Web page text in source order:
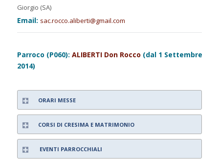
Giorgio (SA)
Email: sac.rocco.aliberti@gmail.com
Parroco (P060): ALIBERTI Don Rocco (dal 1 Settembre
2014)
ORARI MESSE
CORSI DI CRESIMA E MATRIMONIO
EVENTI PARROCCHIALI